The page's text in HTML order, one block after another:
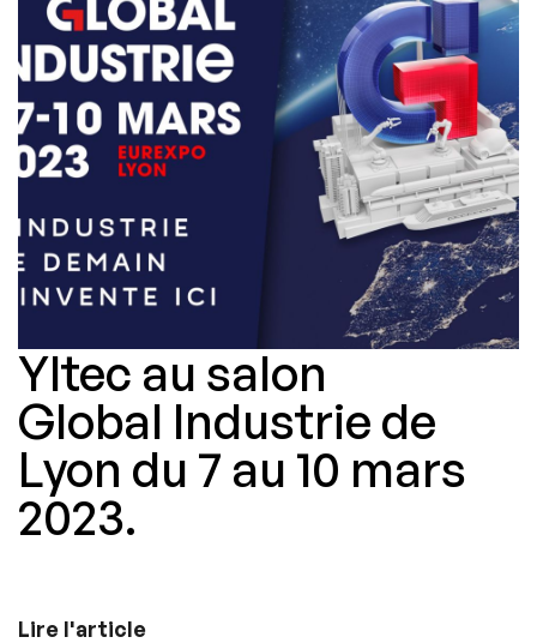
Yltec au salon
Global Industrie de
Lyon du 7 au 10 mars
2023.
Lire l'article